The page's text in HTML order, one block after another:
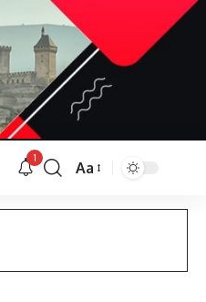
1
Font
Aa